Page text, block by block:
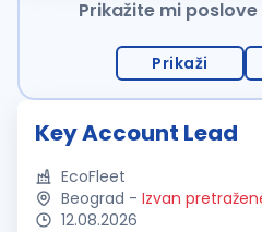
Prikažite mi
Prikaži
Key Account Lead
EcoFleet
Beograd - Izvan
12.08.2026